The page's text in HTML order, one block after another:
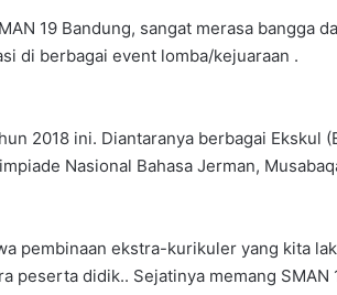
19 Bandung, sangat merasa bangga
di berbagai event lomba/kejuaraan .
2018 ini. Diantaranya berbagai Ekskul
Nasional Bahasa Jerman,
pembinaan ekstra-kurikuler yang kita
peserta didik.. Sejatinya memang